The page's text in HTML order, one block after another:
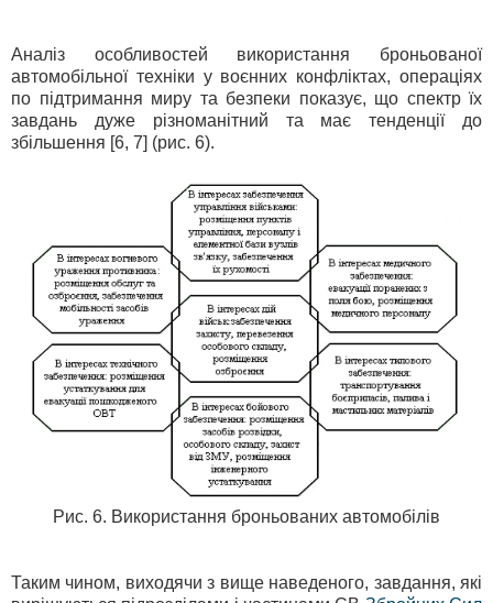
Аналіз особливостей використання броньованої
автомобільної техніки у воєнних конфліктах, операціях
по підтримання миру та безпеки показує, що спектр їх
завдань дуже різноманітний та має тенденції до
збільшення [6, 7] (рис. 6).
Рис. 6. Використання броньованих автомобілів
Таким чином, виходячи з вище наведеного, завдання, які